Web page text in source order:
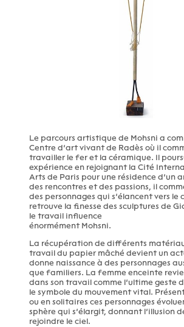
Le parcours artistique de Mohsni a
Centre d’art vivant de Radès où il
travailler le fer et la céramique. Il
expérience en rejoignant la Cité
Arts de Paris pour une résidence d’un
des rencontres et des passions, il
des personnages qui s’élancent vers le
retrouve la finesse des sculptures de
le travail influence
énormément Mohsni.
La récupération de différents
travail du papier mâché devient un
donne naissance à des personnages
que familiers. La femme enceinte
dans son travail comme l’ultime geste
le symbole du mouvement vital.
ou en solitaires ces personnages
sphère qui s’élargit, donnant l’illusion
rejoindre le ciel.